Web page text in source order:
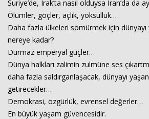
Suriye’de, Irak’ta nasıl olduysa İran’da da
Ölümler, göçler, açlık, yoksulluk…
Daha fazla ülkeleri sömürmek için dünyayı
nereye kadar?
Durmaz emperyal güçler…
Dünya halkları zalimin zulmüne ses
daha fazla saldırganlaşacak, dünyayı
getirecekler…
Demokrasi, özgürlük, evrensel değerler…
En büyük yaşam güvencesidir.